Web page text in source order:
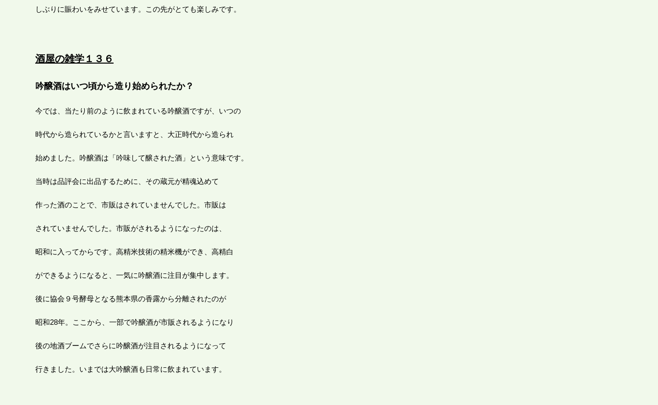
しぶりに賑わいをみせています。この先がとても楽しみです。
酒屋の雑学１３６
吟醸酒はいつ頃から造り始められたか？
今では、当たり前のように飲まれている吟醸酒ですが、いつの
時代から造られているかと言いますと、大正時代から造られ
始めました。吟醸酒は「吟味して醸された酒」という意味です。
当時は品評会に出品するために、その蔵元が精魂込めて
作った酒のことで、市販はされていませんでした。市販は
されていませんでした。市販がされるようになったのは、
昭和に入ってからです。高精米技術の精米機ができ、高精白
ができるようになると、一気に吟醸酒に注目が集中します。
後に協会９号酵母となる熊本県の香露から分離されたのが
昭和28年。ここから、一部で吟醸酒が市販されるようになり
後の地酒ブームでさらに吟醸酒が注目されるようになって
行きました。いまでは大吟醸酒も日常に飲まれています。